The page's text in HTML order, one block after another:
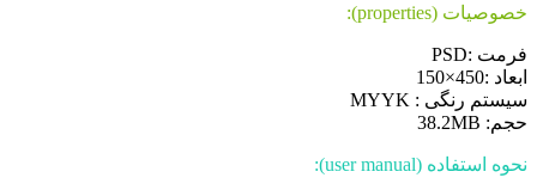
خصوصیات (properties):
فرمت :PSD
ابعاد :450×150
سیستم رنگی : MYYK
حجم: 38.2MB
نحوه استفاده (user manual):